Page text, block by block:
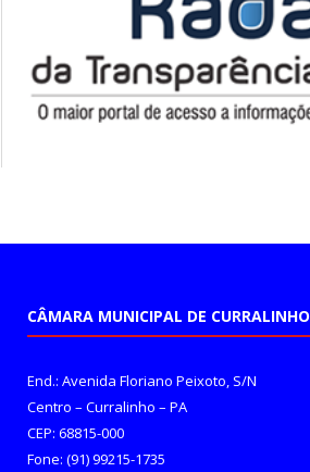
CÂMARA MUNICIPAL DE CURRALINHO
End.: Avenida Floriano Peixoto, S/N
Centro – Curralinho – PA
CEP: 68815-000
Fone: (91) 99215-1735